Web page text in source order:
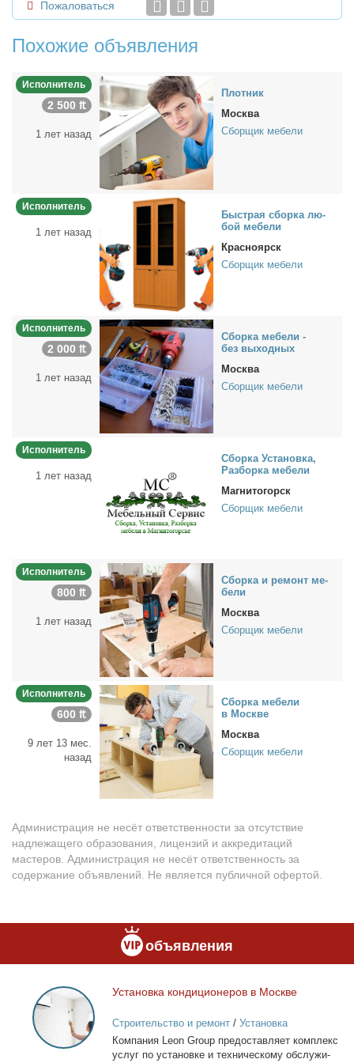
Пожаловаться
Похожие объявления
Исполнитель
2 500 ₶
1 лет назад
Плот­ник
Москва
Сборщик мебели
Исполнитель
1 лет назад
Быст­рая сбор­ка лю­
бой ме­бе­ли
Красноярск
Сборщик мебели
Исполнитель
2 000 ₶
1 лет назад
Сбор­ка ме­бе­ли -
без вы­ход­ных
Москва
Сборщик мебели
Исполнитель
1 лет назад
Сбор­ка Уста­нов­ка,
Раз­бор­ка ме­бе­ли
Магнитогорск
Сборщик мебели
Исполнитель
800 ₶
1 лет назад
Сбор­ка и ре­монт ме­
бе­ли
Москва
Сборщик мебели
Исполнитель
600 ₶
9 лет 13 мес.
назад
Сбор­ка ме­бе­ли
в Москве
Москва
Сборщик мебели
Администрация не несёт ответственности за отсутствие
надлежащего образования, лицензий и аккредитаций
мастеров. Администрация не несёт ответственность за
содержание объявлений. Не является публичной офертой.
объявления
Установка
кондиционеров
в
Москве
Уста­нов­ка кон­ди­ци­о­не­ров в Москве
Строительство и ремонт/ Установка
кондиционеров
Ком­па­ния Leon Group предо­став­ля­ет ком­плекс
услуг по уста­нов­ке и тех­ни­че­ско­му об­слу­жи­